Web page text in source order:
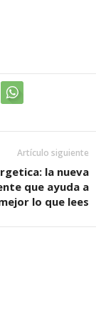
Artículo siguiente
la nueva
que ayuda a
lo que lees